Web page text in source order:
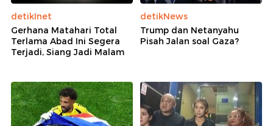
detikInet
Gerhana Matahari Total
Terlama Abad Ini Segera
Terjadi, Siang Jadi Malam
detikNews
Trump dan Netanyahu
Pisah Jalan soal Gaza?